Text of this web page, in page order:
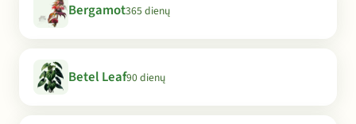
Bergamot365 dienų
Betel Leaf90 dienų